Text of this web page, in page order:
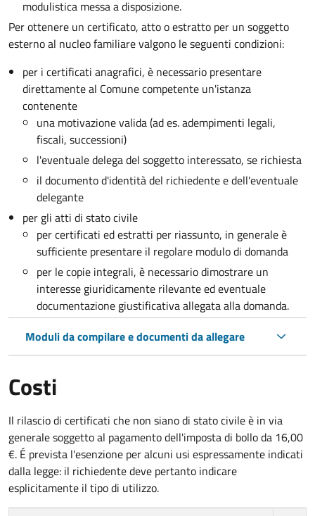
modulistica messa a disposizione.
Per ottenere un certificato, atto o estratto per un soggetto
esterno al nucleo familiare valgono le seguenti condizioni:
per i certificati anagrafici, è necessario presentare
direttamente al Comune competente un'istanza
contenente
una motivazione valida (ad es. adempimenti legali,
fiscali, successioni)
l'eventuale delega del soggetto interessato, se richiesta
il documento d'identità del richiedente e dell'eventuale
delegante
per gli atti di stato civile
per certificati ed estratti per riassunto, in generale è
sufficiente presentare il regolare modulo di domanda
per le copie integrali, è necessario dimostrare un
interesse giuridicamente rilevante ed eventuale
documentazione giustificativa allegata alla domanda.
Moduli da compilare e documenti da allegare
Costi
Il rilascio di certificati che non siano di stato civile è in via
generale soggetto al pagamento dell'imposta di bollo da 16,00
€. É prevista l'esenzione per alcuni usi espressamente indicati
dalla legge: il richiedente deve pertanto indicare
esplicitamente il tipo di utilizzo.